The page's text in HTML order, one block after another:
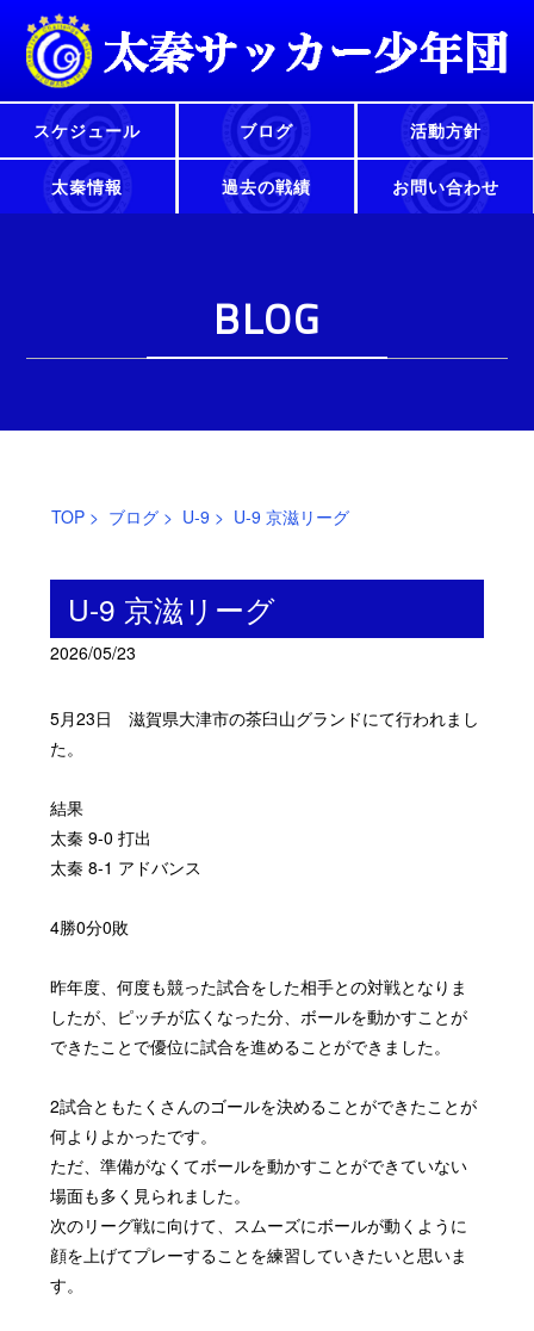
スケジュール ブログ 活動方針
太秦情報 過去の戦績 お問い合わせ
BLOG
TOP> ブログ> U-9 > U-9 京滋リーグ
U-9 京滋リーグ
2026/05/23
5月23日 滋賀県大津市の茶臼山グランドにて行われまし
た。
結果
太秦 9-0 打出
太秦 8-1 アドバンス
4勝0分0敗
昨年度、何度も競った試合をした相手との対戦となりま
したが、ピッチが広くなった分、ボールを動かすことが
できたことで優位に試合を進めることができました。
2試合ともたくさんのゴールを決めることができたことが
何よりよかったです。
ただ、準備がなくてボールを動かすことができていない
場面も多く見られました。
次のリーグ戦に向けて、スムーズにボールが動くように
顔を上げてプレーすることを練習していきたいと思いま
す。